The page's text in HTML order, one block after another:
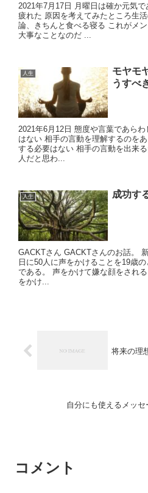
2021年7月17日 月曜日は確か元気
疲れた 原因を考えてみたところ生
論、きちんと食べる寝る これがメ
大事なことなのだ ...
人生
モヤモ
うすべ
2021年6月12日 態度や言葉であら
はない 相手の言動を理解するのを
する必要はない 相手の言動を出来
人だと思わ...
人生 成功す
GACKTさん GACKTさんのお話。
日に50人に声をかけることを19歳
である。 声をかけて嫌な顔をされ
をかけ...
将来の理
自分にも使えるメッセ
コメント